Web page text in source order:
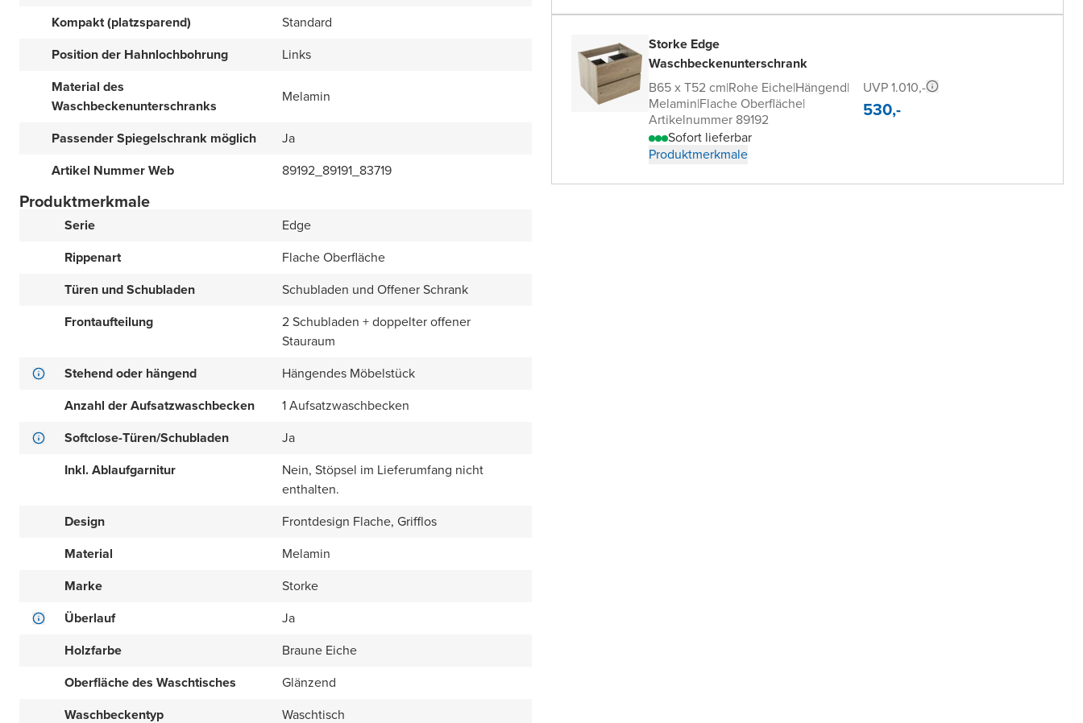
Kompakt (platzsparend)
Standard
Position der Hahnlochbohrung
Links
Material des
Waschbeckenunterschranks
Melamin
Passender Spiegelschrank möglich
Ja
Artikel Nummer Web
89192_89191_83719
Produktmerkmale
Serie
Edge
Rippenart
Flache Oberfläche
Türen und Schubladen
Schubladen und Offener Schrank
Frontaufteilung
2 Schubladen + doppelter offener
Stauraum
Stehend oder hängend
Hängendes Möbelstück
Anzahl der Aufsatzwaschbecken
1 Aufsatzwaschbecken
Softclose-Türen/Schubladen
Ja
Inkl. Ablaufgarnitur
Nein, Stöpsel im Lieferumfang nicht
enthalten.
Design
Frontdesign Flache, Grifflos
Material
Melamin
Marke
Storke
Überlauf
Ja
Holzfarbe
Braune Eiche
Oberfläche des Waschtisches
Glänzend
Waschbeckentyp
Waschtisch
Storke Edge
Waschbeckenunterschrank
B65 x T52 cm|Rohe Eiche|Hängend|
Melamin|Flache Oberfläche|
Artikelnummer 89192
Sofort lieferbar
Produktmerkmale
UVP 1.010,-
530,-